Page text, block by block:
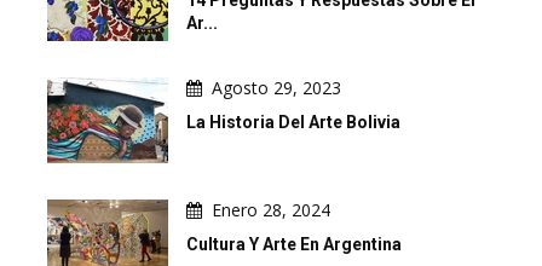
Ar...
Agosto 29, 2023
La Historia Del Arte Bolivia
Enero 28, 2024
Cultura Y Arte En Argentina